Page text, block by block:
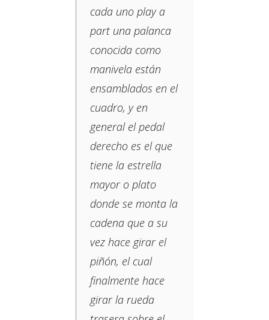
cada uno play a
part una palanca
conocida como
manivela están
ensamblados en el
cuadro, y en
general el pedal
derecho es el que
tiene la estrella
mayor o plato
donde se monta la
cadena que a su
vez hace girar el
piñón, el cual
finalmente hace
girar la rueda